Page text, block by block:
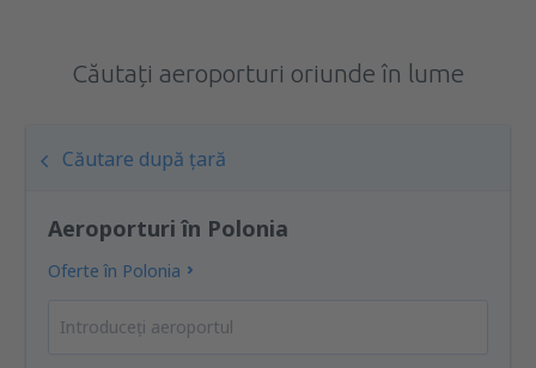
Căutați aeroporturi oriunde în lume
Căutare după țară
Aeroporturi în Polonia
Oferte în Polonia